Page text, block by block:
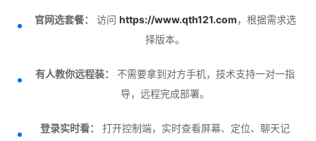
官网选套餐： 访问 https://www.qth121.com，根据需求选
择版本。
有人教你远程装：
不需要拿到对方手机，技术支持一对一指
导，远程完成部署。
登录实时看：
打开控制端，实时查看屏幕、定位、聊天记